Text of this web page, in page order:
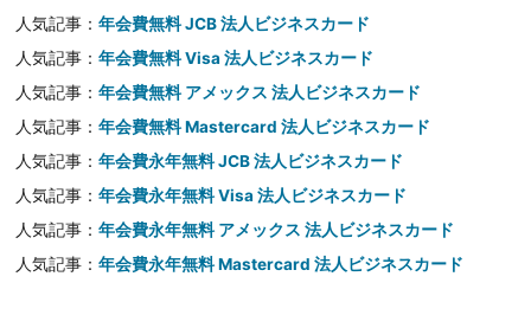
人気記事：年会費無料 JCB 法人ビジネスカード
人気記事：年会費無料 Visa 法人ビジネスカード
人気記事：年会費無料 アメックス 法人ビジネスカード
人気記事：年会費無料 Mastercard 法人ビジネスカード
人気記事：年会費永年無料 JCB 法人ビジネスカード
人気記事：年会費永年無料 Visa 法人ビジネスカード
人気記事：年会費永年無料 アメックス 法人ビジネスカード
人気記事：年会費永年無料 Mastercard 法人ビジネスカード